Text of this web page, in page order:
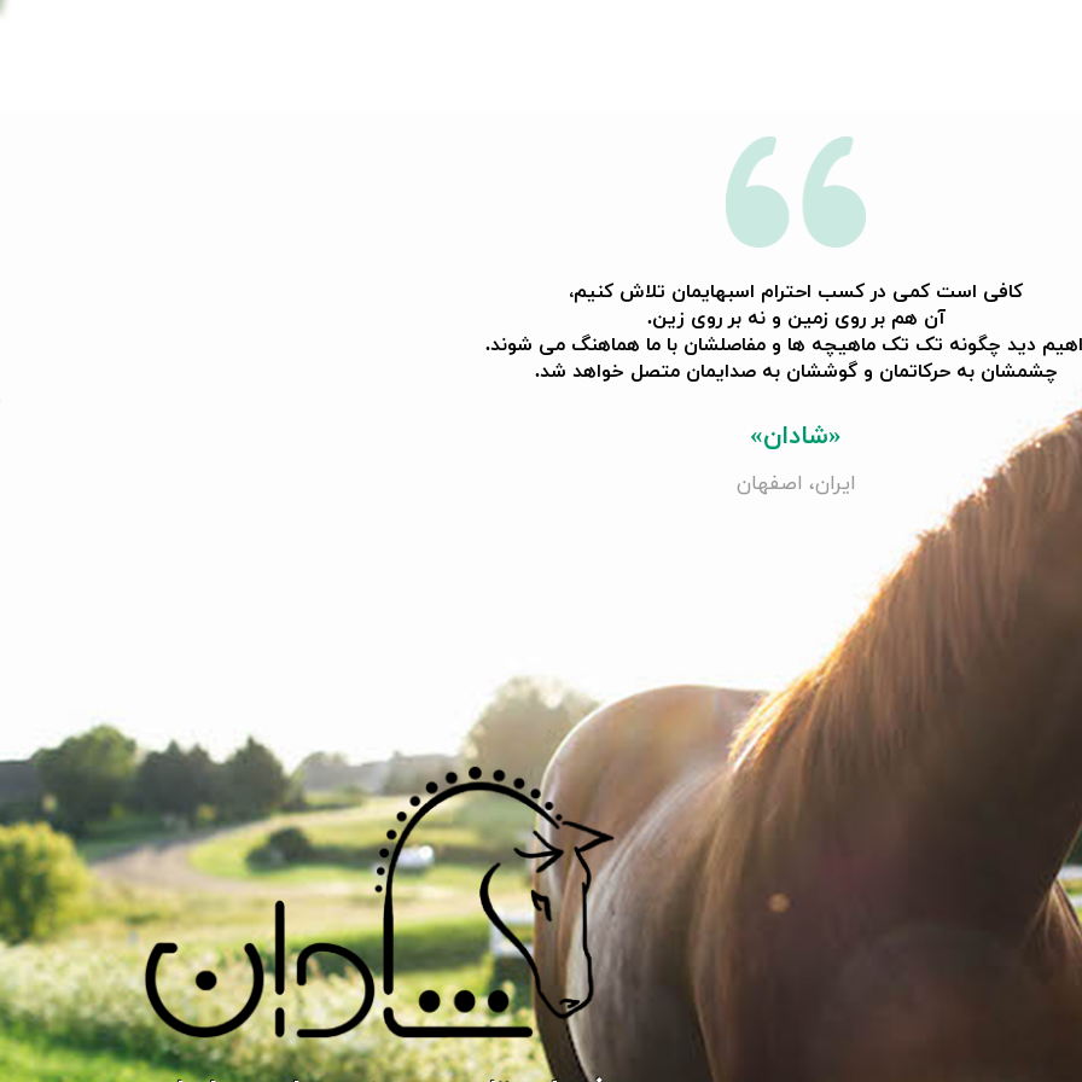
کافی است کمی در کسب احترام اسبهایمان تلاش کنیم،
آن هم بر روی زمین و نه بر روی زین.
دید چگونه تک تک ماهیچه ها و مفاصلشان با ما هماهنگ می شوند.
​​​​​​​چشمشان به حرکاتمان و گوششان به صدایمان متصل خواهد شد.
«شادان»
ایران، اصفهان